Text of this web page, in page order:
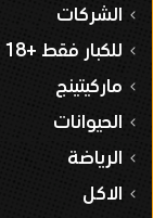
الشركات
للكبار فقط +18
ماركيتينج
الحيوانات
الرياضة
الاكل